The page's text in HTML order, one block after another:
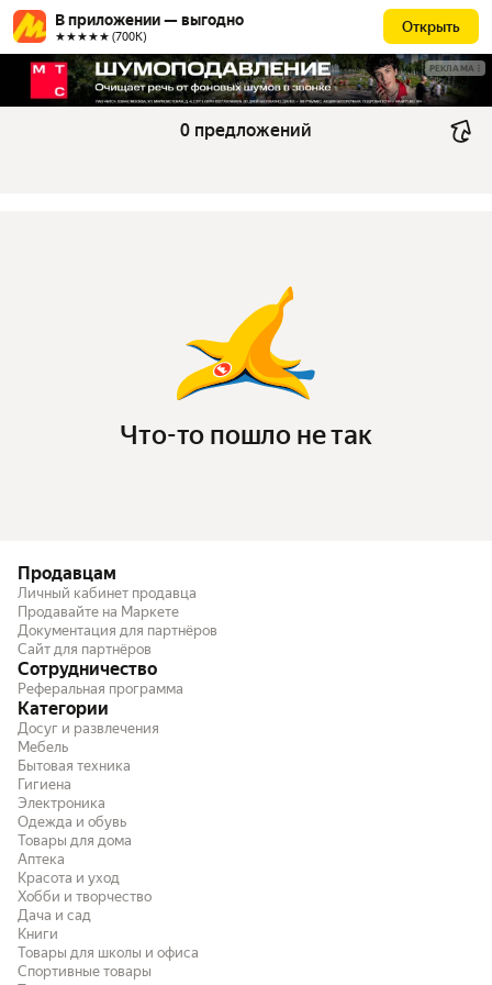
В приложении — выгодно
★★★★★ (700К)
Открыть
РЕКЛАМА
0 предложений
Что-то пошло не так
Продавцам
Личный кабинет продавца
Продавайте на Маркете
Документация для партнёров
Сайт для партнёров
Сотрудничество
Реферальная программа
Категории
Досуг и развлечения
Мебель
Бытовая техника
Гигиена
Электроника
Одежда и обувь
Товары для дома
Аптека
Красота и уход
Хобби и творчество
Дача и сад
Книги
Товары для школы и офиса
Спортивные товары